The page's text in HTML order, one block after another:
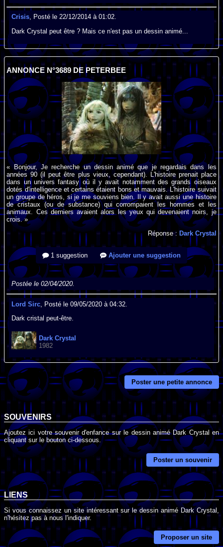
Crisis, Posté le 22/12/2014 à 01:02.
Dark Crystal peut être ? Mais ce n'est pas un dessin animé...
ANNONCE N°3689 DE PETERBEE
« Bonjour, Je recherche un dessin animé que je regardais dans les
années 90 (il peut être plus vieux, cependant). L'histoire prenait place
dans un univers fantasy où il y avait notamment des grands oiseaux
dotés d'intelligence et certains étaient bons et mauvais. L'histoire suivait
un groupe de héros, si je me souviens bien. Il y avait aussi une histoire
de cristaux (ou de substance) qui corrompaient les hommes et les
animaux. Ces derniers avaient alors les yeux qui devenaient noirs, je
crois. »
Réponse : Dark Crystal
1 suggestion Ajouter une suggestion
Postée le 02/04/2020.
Lord Sirc , Posté le 09/05/2020 à 04:32.
Dark cristal peut-être.
Dark Crystal
1982
Poster une petite annonce
SOUVENIRS
Ajoutez ici votre souvenir d'enfance sur le dessin animé Dark Crystal en
cliquant sur le bouton ci-dessous.
Poster un souvenir
LIENS
Si vous connaissez un site intéressant sur le dessin animé Dark Crystal,
n'hésitez pas à nous l'indiquer.
Proposer un site